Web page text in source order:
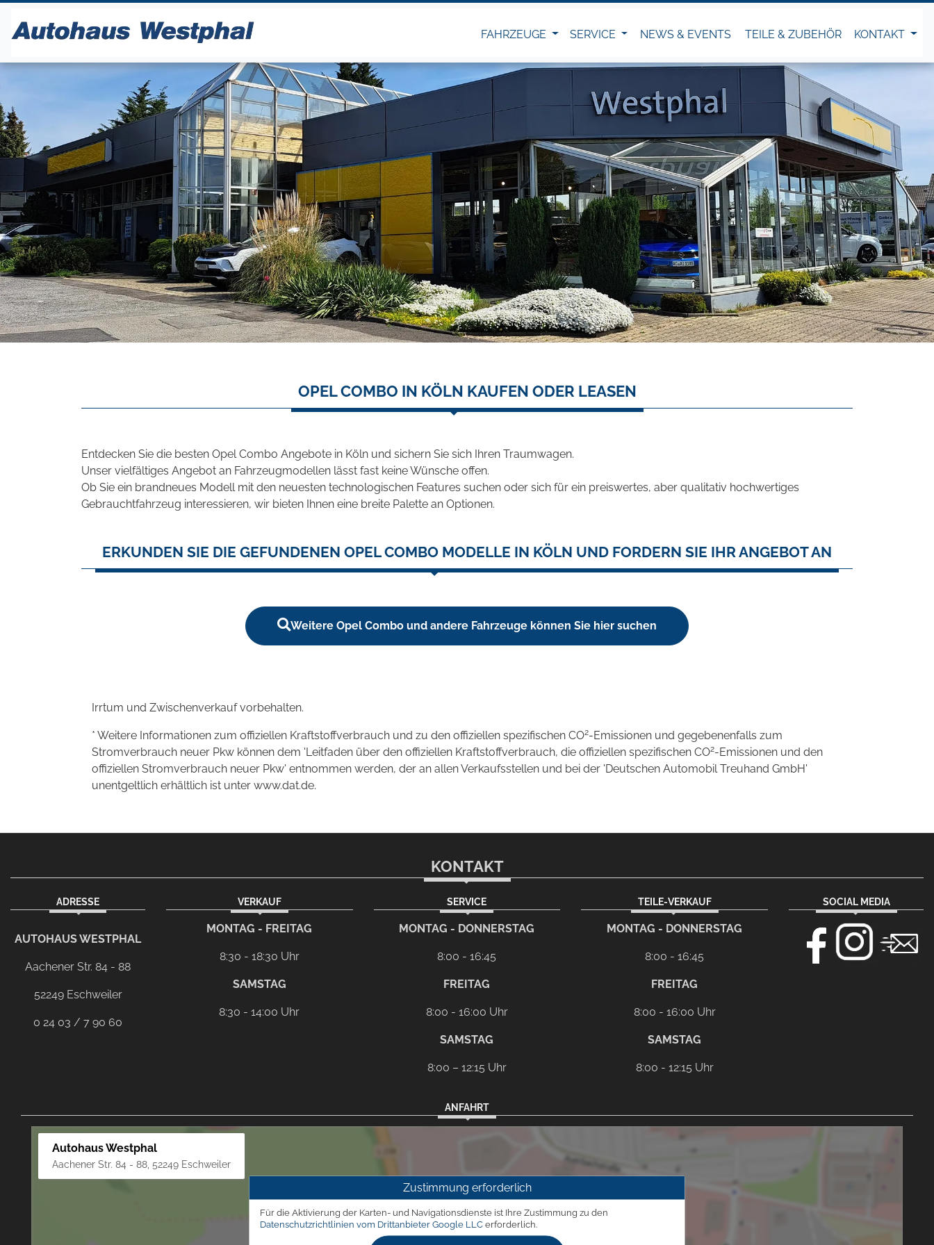
FAHRZEUGE SERVICE NEWS & EVENTS TEILE & ZUBEHÖR KONTAKT
OPEL COMBO IN KÖLN KAUFEN ODER LEASEN
Entdecken Sie die besten Opel Combo Angebote in Köln und sichern Sie sich Ihren Traumwagen.
Unser vielfältiges Angebot an Fahrzeugmodellen lässt fast keine Wünsche offen.
Ob Sie ein brandneues Modell mit den neuesten technologischen Features suchen oder sich für ein preiswertes, aber qualitativ hochwertiges
Gebrauchtfahrzeug interessieren, wir bieten Ihnen eine breite Palette an Optionen.
ERKUNDEN SIE DIE GEFUNDENEN OPEL COMBO MODELLE IN KÖLN UND FORDERN SIE IHR ANGEBOT AN
Weitere Opel Combo und andere Fahrzeuge können Sie hier suchen
Irrtum und Zwischenverkauf vorbehalten.
* Weitere Informationen zum offiziellen Kraftstoffverbrauch und zu den offiziellen spezifischen CO2-Emissionen und gegebenenfalls zum
Stromverbrauch neuer Pkw können dem 'Leitfaden über den offiziellen Kraftstoffverbrauch, die offiziellen spezifischen CO2-Emissionen und den
offiziellen Stromverbrauch neuer Pkw' entnommen werden, der an allen Verkaufsstellen und bei der 'Deutschen Automobil Treuhand GmbH'
unentgeltlich erhältlich ist unter www.dat.de.
KONTAKT
ADRESSE
AUTOHAUS WESTPHAL
Aachener Str. 84 - 88
52249 Eschweiler
0 24 03 / 7 90 60
VERKAUF
MONTAG - FREITAG
8:30 - 18:30 Uhr
SAMSTAG
8:30 - 14:00 Uhr
SERVICE
MONTAG - DONNERSTAG
8:00 - 16:45
FREITAG
8:00 - 16:00 Uhr
SAMSTAG
8:00 – 12:15 Uhr
TEILE-VERKAUF
MONTAG - DONNERSTAG
8:00 - 16:45
FREITAG
8:00 - 16:00 Uhr
SAMSTAG
8:00 - 12:15 Uhr
SOCIAL MEDIA
Dieser Link führt zu Ihrem eMail-Programm
ANFAHRT
Autohaus Westphal
Aachener Str. 84 - 88, 52249 Eschweiler
Zustimmung erforderlich
Für die Aktivierung der Karten- und Navigationsdienste ist Ihre Zustimmung zu den
Datenschutzrichtlinien vom Drittanbieter Google LLCerforderlich.